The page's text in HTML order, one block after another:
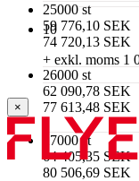
25000 st
59 776,10 SEK
74 720,13 SEK
26000 st
62 090,78 SEK
77 613,48 SEK
27000 st
64 405,35 SEK
80 506,69 SEK
10
+ exkl. moms 1
×